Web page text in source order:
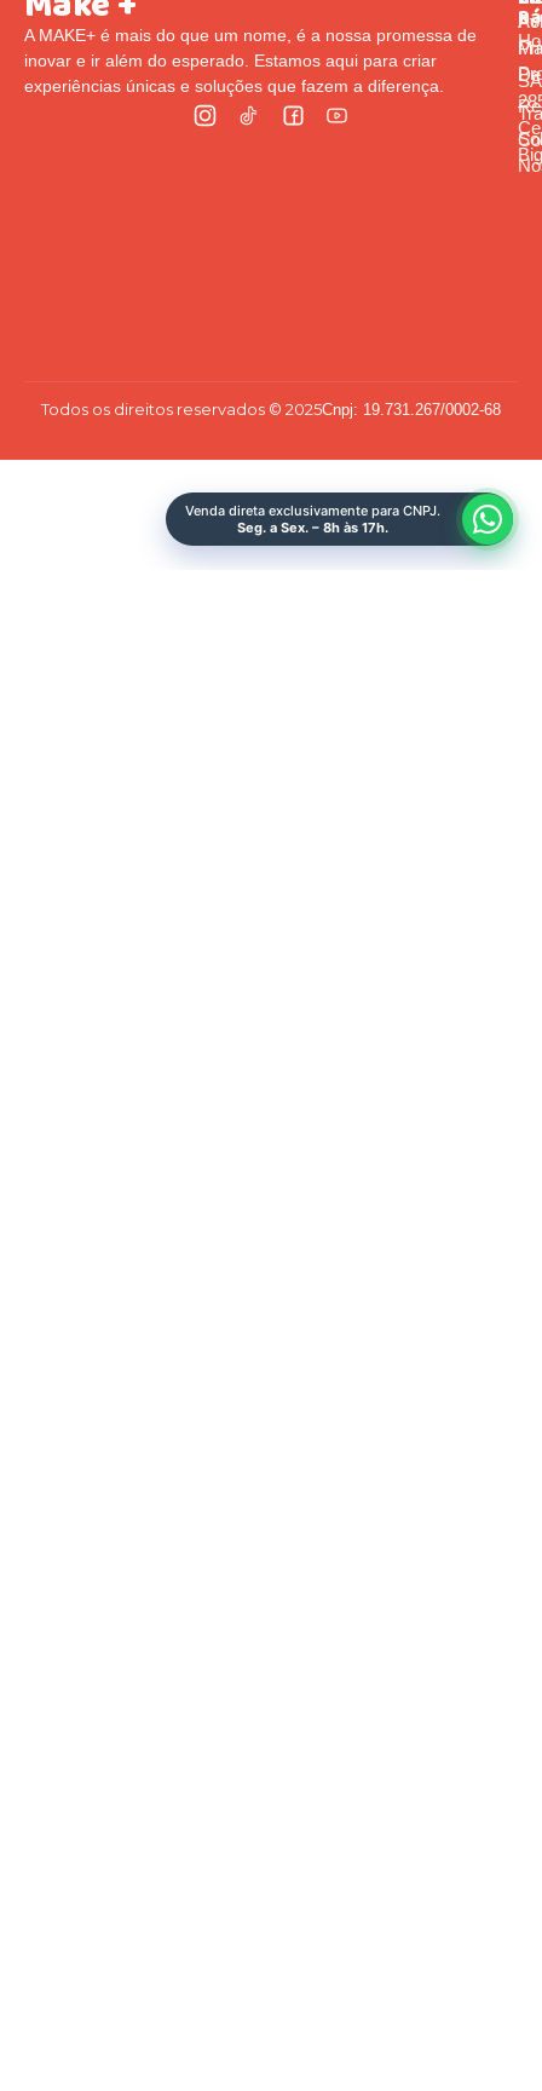
Venda direta exclusivamente para CNPJ.
Seg. a Sex. – 8h às 17h.
A MAKE+ é mais do que um nome, é a nossa promessa de
inovar e ir além do esperado. Estamos aqui para criar
experiências únicas e soluções que fazem a diferença.
Av
Todos os direitos reservados © 2025Cnpj: 19.731.267/0002-68